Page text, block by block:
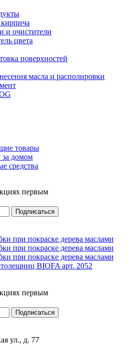
и очистители
цвета
поверхностей
масла и располировки
товары
за домом
средства
первым
при покраске дерева маслами
при покраске дерева маслами
при покраске дерева маслами
BIOFA арт. 2052
первым
ул., д. 77